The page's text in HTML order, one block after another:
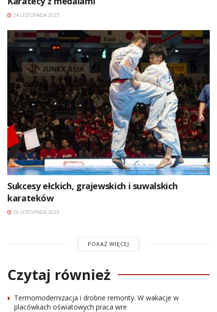
24 LISTOPADA 2025
Sukcesy ełckich, grajewskich i suwalskich
karateków
16 LISTOPADA 2025
POKAŻ WIĘCEJ
Czytaj również
Termomodernizacja i drobne remonty. W wakacje w
placówkach oświatowych praca wre